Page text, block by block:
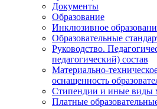
Документы
Образование
Инклюзивное
Образовательные
Руководство.
педагогический) состав
Материально-
оснащенность
Стипендии и иные виды
Платные